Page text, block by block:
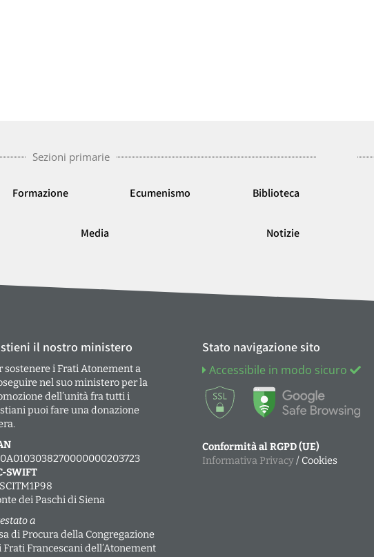
Sezioni primarie
Formazione Ecumenismo Biblioteca
Media Notizie
il nostro ministero
sostenere i Frati Atonement a
nel suo ministero per la
dell’unità fra tutti i
puoi fare una donazione
SWIFT
dei Paschi di Siena
a
di Procura della Congregazione
Frati Francescani dell’Atonement
Stato navigazione sito
Accessibile in modo sicuro
Conformità al RGPD (UE)
Informativa Privacy/ Cookies